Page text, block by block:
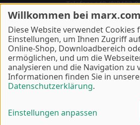
MARX® CryptoTech
489 South Hill
Buford, GA 30518
Telefon: +1 770 904
Kontakt
Telefon: +49 (0)8403-
Kontakt
Copyright © 2002, 2026 MARX®
August 2026
Willkommen bei marx.com
Diese Website verwendet
Einstellungen, um Ihnen Zugriff
Online-Shop, Downloadbereich
ermöglichen, und um die
analysieren und die Navigation zu
Informationen finden Sie in
Datenschutzerklärung.
Einstellungen anpassen